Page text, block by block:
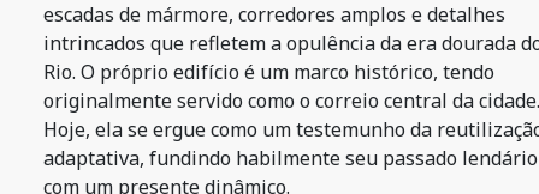
escadas de mármore, corredores amplos e detalhes
intrincados que refletem a opulência da era dourada
Rio. O próprio edifício é um marco histórico, tendo
originalmente servido como o correio central da cidade.
Hoje, ela se ergue como um testemunho da
adaptativa, fundindo habilmente seu passado lendário
com um presente dinâmico.